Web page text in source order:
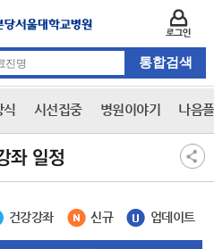
식 시선집중 병원이야기 나음
좌 일정
건강강좌 신규 업데이트